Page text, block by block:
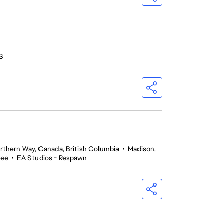
Way, Canada, British Columbia • Madison,
• EA Studios - Respawn